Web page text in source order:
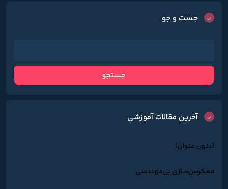
جست و جو
آخرین مقالات آموزشی
(بدون عنوان)
معکوس‌سازی بی‌مهندسی